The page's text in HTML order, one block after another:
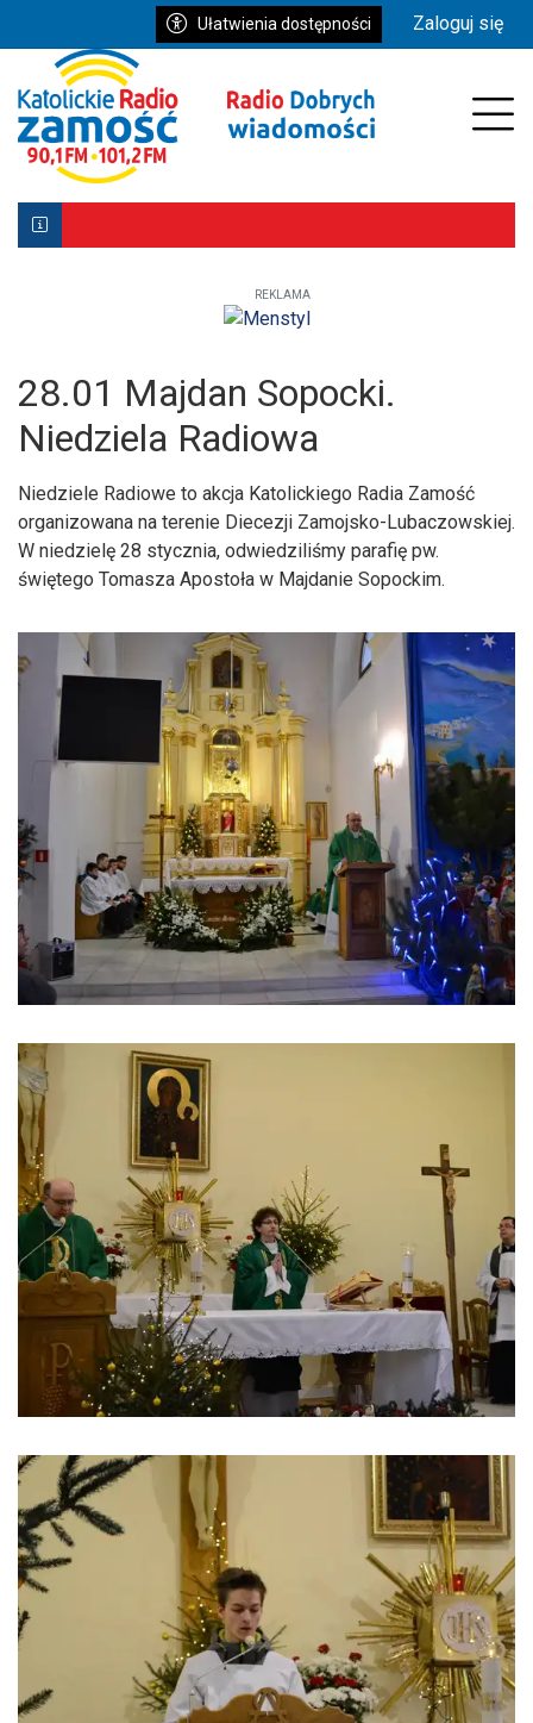
Przejdź do głównych treści
Przejdź do wyszukiwarki
Przejdź do głównego menuUłatwienia dostępności Zaloguj się
Biłgoraj z Patronką. Wyjątkowe uroczystości już 9–10
Powstała aplikacja mobilna Diecezji Zamojsko-
Mniej wiernych w kościołach, ale większe
REKLAMA
28.01 Majdan Sopocki.
Niedziela Radiowa
Niedziele Radiowe to akcja Katolickiego Radia Zamość
organizowana na terenie Diecezji Zamojsko-Lubaczowskiej.
W niedzielę 28 stycznia, odwiedziliśmy parafię pw.
świętego Tomasza Apostoła w Majdanie Sopockim.